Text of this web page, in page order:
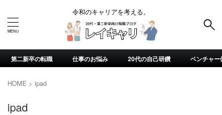
令和のキャリアを考える。
第二新卒の転職 仕事のお悩み 20代の自己研鑽 ベンチャー
HOME > ipad
ipad